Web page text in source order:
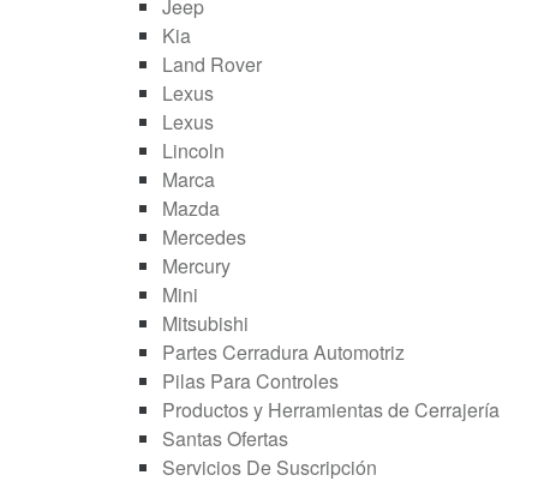
Jeep
Kia
Land Rover
Lexus
Lexus
Lincoln
Marca
Mazda
Mercedes
Mercury
Mini
Mitsubishi
Partes Cerradura Automotriz
Pilas Para Controles
Productos y Herramientas de Cerrajería
Santas Ofertas
Servicios De Suscripción